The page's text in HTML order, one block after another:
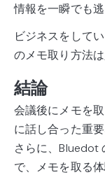
情報を一瞬でも
ビジネスをして
のメモ取り方法
結論
会議後にメモを
に話し合った重
さらに、Bluedot
で、メモを取る